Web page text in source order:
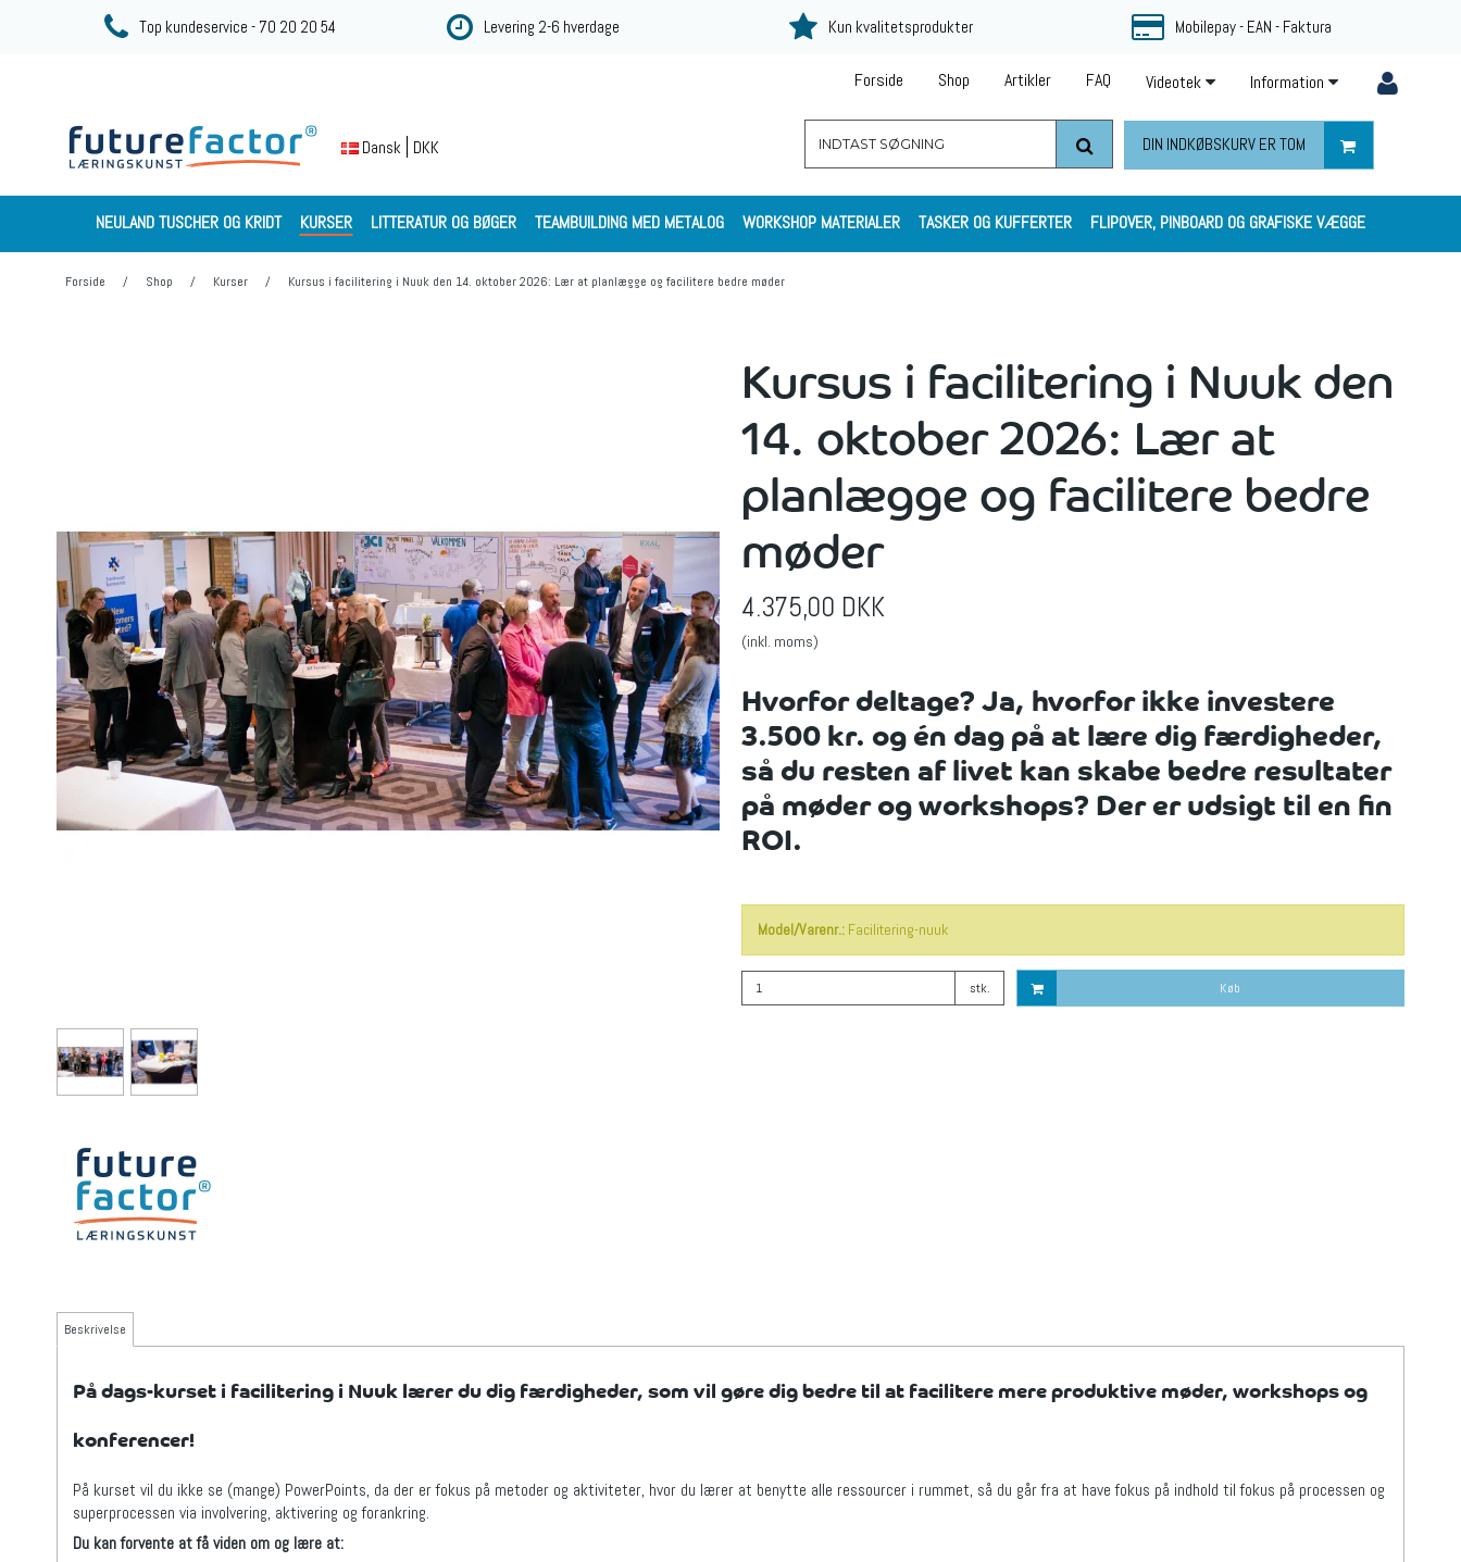
Top kundeservice - 70 20 20 54 Levering 2-6 hverdage Kun kvalitetsprodukter Mobilepay - EAN - Faktura
Information
Videotek
FAQ
Artikler
Shop
Forside
Dansk DKK DIN INDKØBSKURV ER TOM
NEULAND TUSCHER OG KRIDT KURSER LITTERATUR OG BØGER TEAMBUILDING MED METALOG WORKSHOP MATERIALER TASKER OG KUFFERTER FLIPOVER, PINBOARD OG GRAFISKE VÆGGE
Forside / Shop / Kurser / Kursus i facilitering i Nuuk den 14. oktober 2026: Lær at planlægge og facilitere bedre møder
Kursus i facilitering i Nuuk den
14. oktober 2026: Lær at
planlægge og facilitere bedre
møder
4.375,00 DKK
(inkl. moms)
Hvorfor deltage? Ja, hvorfor ikke investere
3.500 kr. og én dag på at lære dig færdigheder,
så du resten af livet kan skabe bedre resultater
på møder og workshops? Der er udsigt til en fin
ROI.
Model/Varenr.: Facilitering-nuuk
stk. Køb
Beskrivelse
På dags-kurset i facilitering i Nuuklærer du dig færdigheder, som vil gøre dig bedre til at facilitere mere produktive møder, workshops og
konferencer!
På kurset vil du ikke se (mange) PowerPoints, da der er fokus på metoder og aktiviteter, hvor du lærer at benytte alle ressourcer i rummet, så du går fra at have fokus på indhold til fokus på processen og
superprocessen via involvering, aktivering og forankring.
Du kan forvente at få viden om og lære at: